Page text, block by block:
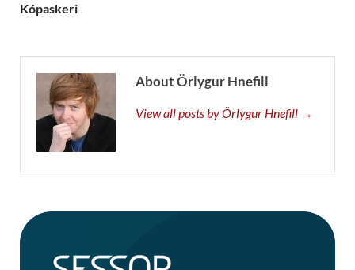
Kópaskeri
About Örlygur Hnefill
View all posts by Örlygur Hnefill →